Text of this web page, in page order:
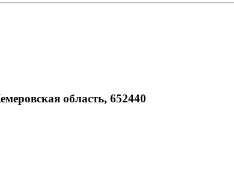
область, 652440